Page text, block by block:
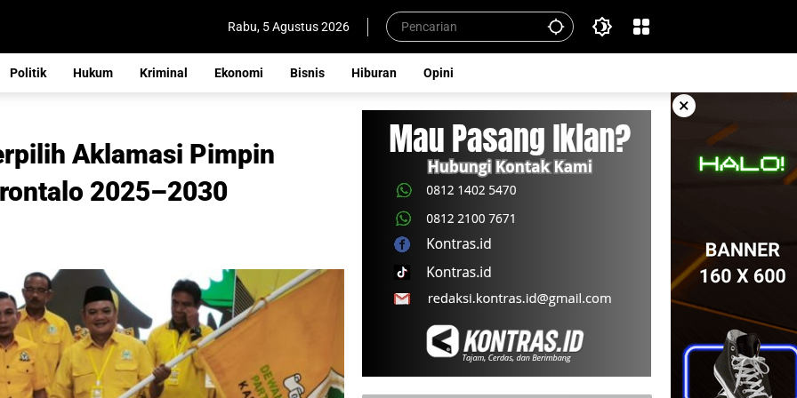
Rabu, 5 Agustus 2026
Politik Hukum Kriminal Ekonomi Bisnis Hiburan Opini
×
Aklamasi Pimpin
2025–2030